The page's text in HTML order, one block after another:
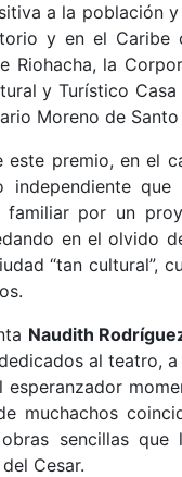
a la población
y en el Caribe
Riohacha, la
y Turístico
Moreno de Santo
este premio, en el
independiente
familiar por un
en el olvido
“tan cultural”,
Naudith
al teatro,
esperanzador
muchachos
sencillas
Cesar.